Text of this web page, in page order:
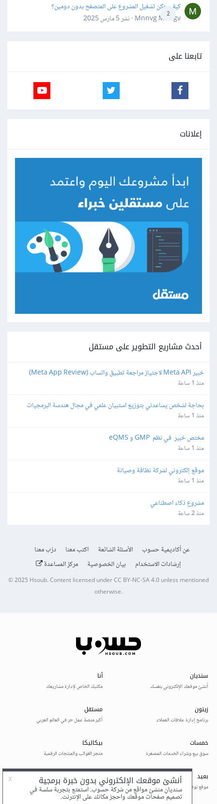
2
كيف يمكن تشغيل المشروع على المتصفح بدون دومين؟
Mnnvg Mnbgv · نشر
5 مارس 2025
تابعنا على
إعلانات
أحدث مشاريع التطوير على مستقل
لمنصة SaaS
منذ 1 ساعة
بحاجة لشخص يساعدني بتوزيع استبيان علمي في مجال هندسة البرمجيات
منذ 1 ساعة
مختص خبير  في نظم  GMP و eQMS
منذ 1 ساعة
موقع إلكتروني لشركة نظافة وصيانة
منذ 1 ساعة
مشروع ذكاء اصطناعي
منذ 2 ساعة
عن أكاديمية حسوب الأسئلة الشائعة اكتب معنا
درّب معنا
إرشادات الاستخدام
بيان الخصوصية مركز المساعدة
© 2025 Hsoub.Content licensed underCC BY-NC-SA 4.0unless mentioned
otherwise.